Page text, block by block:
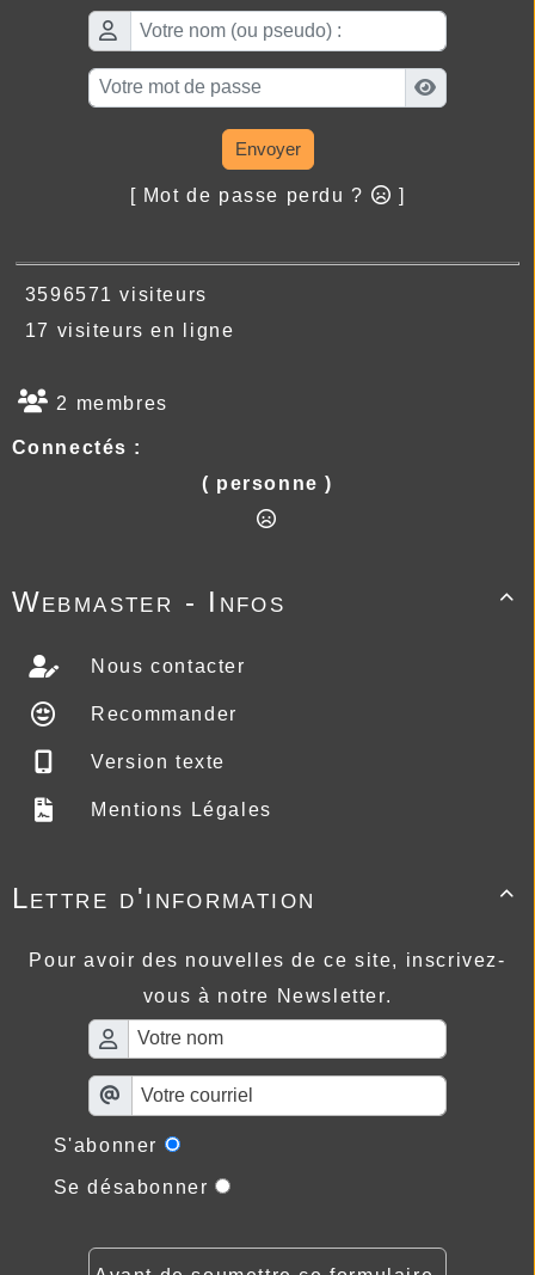
Envoyer
[ Mot de passe perdu ? ]
3596571 visiteurs
17 visiteurs en ligne
2 membres
Connectés :
( personne )

Webmaster - Infos
Nous contacter
Recommander
Version texte
Mentions Légales

Lettre d'information
Pour avoir des nouvelles de ce site, inscrivez-
vous à notre Newsletter.
S'abonner
Se désabonner